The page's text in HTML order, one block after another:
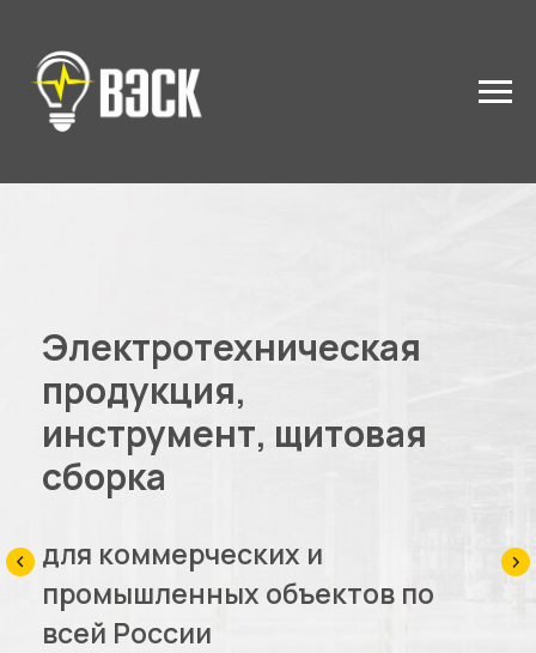
Электротехническая
продукция,
инструмент, щитовая
сборка
для коммерческих и
промышленных объектов по
всей России